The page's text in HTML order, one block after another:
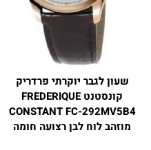
שעון לגבר יוקרתי פרדריק
קונסטנט FREDERIQUE
CONSTANT FC-292MV5B4
מוזהב לוח לבן רצועה חומה